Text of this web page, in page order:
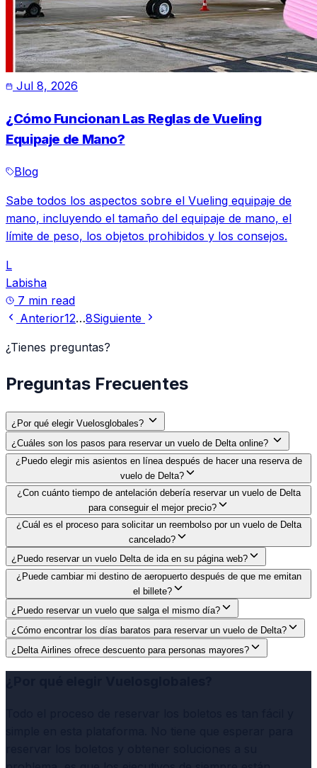
Jul 8, 2026
¿Cómo Funcionan Las Reglas de Vueling
Equipaje de Mano?
Blog
Sabe todos los aspectos sobre el Vueling equipaje de
mano, incluyendo el tamaño del equipaje de mano, el
límite de peso, los objetos prohibidos y los consejos.
L
Labisha
7 min read
Anterior12…8Siguiente
¿Tienes preguntas?
Preguntas Frecuentes
¿Por qué elegir Vuelosglobales?
¿Cuáles son los pasos para reservar un vuelo de Delta online?
¿Puedo elegir mis asientos en línea después de hacer una reserva de
vuelo de Delta?
¿Con cuánto tiempo de antelación debería reservar un vuelo de Delta
para conseguir el mejor precio?
¿Cuál es el proceso para solicitar un reembolso por un vuelo de Delta
cancelado?
¿Puedo reservar un vuelo Delta de ida en su página web?
¿Puede cambiar mi destino de aeropuerto después de que me emitan
el billete?
¿Puedo reservar un vuelo que salga el mismo día?
¿Cómo encontrar los días baratos para reservar un vuelo de Delta?
¿Delta Airlines ofrece descuento para personas mayores?